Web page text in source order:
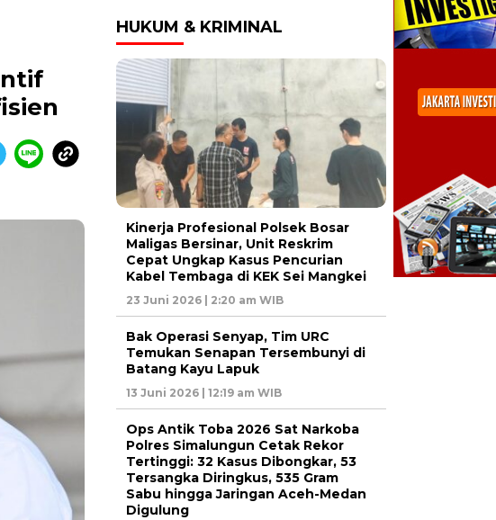
HUKUM & KRIMINAL
Kinerja Profesional Polsek Bosar
Maligas Bersinar, Unit Reskrim
Cepat Ungkap Kasus Pencurian
Kabel Tembaga di KEK Sei Mangkei
23 Juni 2026 | 2:20 am WIB
Bak Operasi Senyap, Tim URC
Temukan Senapan Tersembunyi di
Batang Kayu Lapuk
13 Juni 2026 | 12:19 am WIB
Ops Antik Toba 2026 Sat Narkoba
Polres Simalungun Cetak Rekor
Tertinggi: 32 Kasus Dibongkar, 53
Tersangka Diringkus, 535 Gram
Sabu hingga Jaringan Aceh-Medan
Digulung